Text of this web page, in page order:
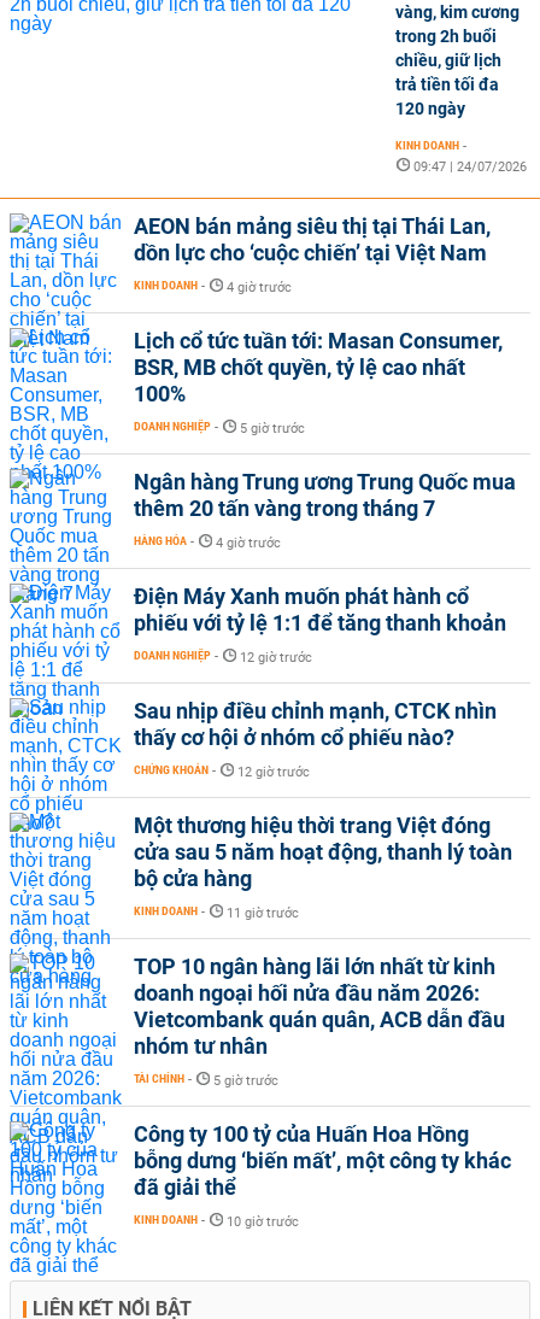
vàng, kim cương
trong 2h buổi
chiều, giữ lịch
trả tiền tối đa
120 ngày
KINH DOANH -
09:47 | 24/07/2026
AEON bán mảng siêu thị tại Thái Lan,
dồn lực cho ‘cuộc chiến’ tại Việt Nam
KINH DOANH - 4 giờ trước
Lịch cổ tức tuần tới: Masan Consumer,
BSR, MB chốt quyền, tỷ lệ cao nhất
100%
DOANH NGHIỆP - 5 giờ trước
Ngân hàng Trung ương Trung Quốc mua
thêm 20 tấn vàng trong tháng 7
HÀNG HÓA - 4 giờ trước
Điện Máy Xanh muốn phát hành cổ
phiếu với tỷ lệ 1:1 để tăng thanh khoản
DOANH NGHIỆP - 12 giờ trước
Sau nhịp điều chỉnh mạnh, CTCK nhìn
thấy cơ hội ở nhóm cổ phiếu nào?
CHỨNG KHOÁN - 12 giờ trước
Một thương hiệu thời trang Việt đóng
cửa sau 5 năm hoạt động, thanh lý toàn
bộ cửa hàng
KINH DOANH - 11 giờ trước
TOP 10 ngân hàng lãi lớn nhất từ kinh
doanh ngoại hối nửa đầu năm 2026:
Vietcombank quán quân, ACB dẫn đầu
nhóm tư nhân
TÀI CHÍNH - 5 giờ trước
Công ty 100 tỷ của Huấn Hoa Hồng
bỗng dưng ‘biến mất’, một công ty khác
đã giải thể
KINH DOANH - 10 giờ trước
LIÊN KẾT NỔI BẬT